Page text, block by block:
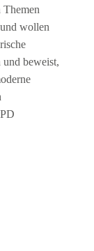
Themen
wollen
beweist,